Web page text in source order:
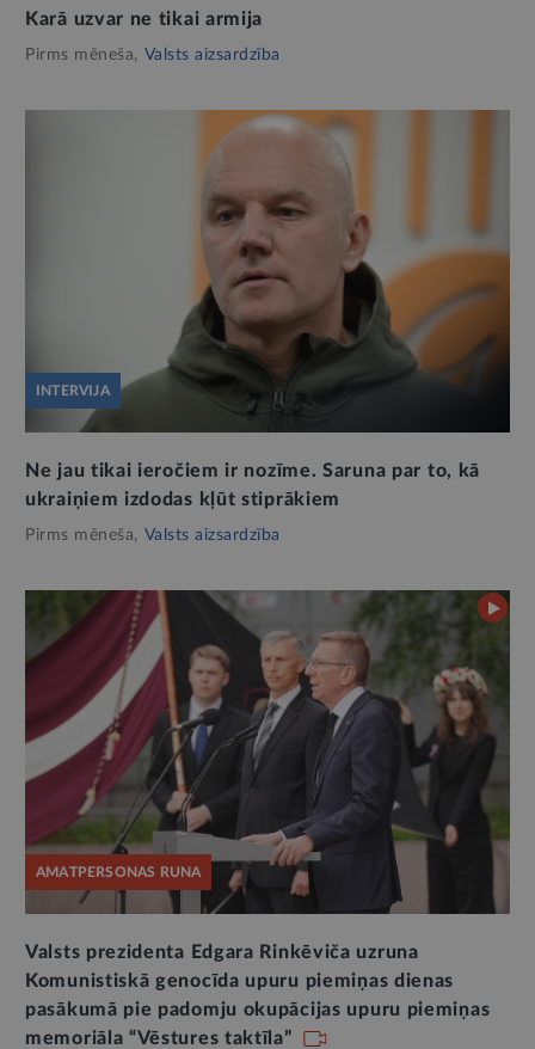
Karā uzvar ne tikai armija
Pirms mēneša, Valsts aizsardzība
INTERVIJA
Ne jau tikai ieročiem ir nozīme. Saruna par to, kā
ukraiņiem izdodas kļūt stiprākiem
Pirms mēneša, Valsts aizsardzība
AMATPERSONAS RUNA
Valsts prezidenta Edgara Rinkēviča uzruna
Komunistiskā genocīda upuru piemiņas dienas
pasākumā pie padomju okupācijas upuru piemiņas
memoriāla “Vēstures taktīla”